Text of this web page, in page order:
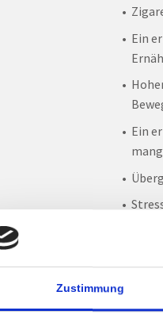
Zustimmung
Ein
Ein
haben